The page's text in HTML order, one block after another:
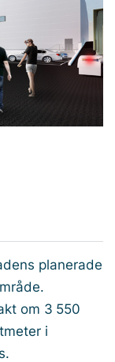
planerade
om 3 550
i